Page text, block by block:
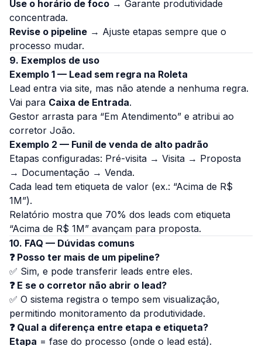
Use o horário de foco → Garante produtividade
concentrada.
Revise o pipeline → Ajuste etapas sempre que o
processo mudar.
9. Exemplos de uso
Exemplo 1 — Lead sem regra na Roleta
Lead entra via site, mas não atende a nenhuma regra.
Vai para Caixa de Entrada.
Gestor arrasta para “Em Atendimento” e atribui ao
corretor João.
Exemplo 2 — Funil de venda de alto padrão
Etapas configuradas: Pré-visita → Visita → Proposta
→ Documentação → Venda.
Cada lead tem etiqueta de valor (ex.: “Acima de R$
1M”).
Relatório mostra que 70% dos leads com etiqueta
“Acima de R$ 1M” avançam para proposta.
10. FAQ — Dúvidas comuns
❓ Posso ter mais de um pipeline?
✅ Sim, e pode transferir leads entre eles.
❓ E se o corretor não abrir o lead?
✅ O sistema registra o tempo sem visualização,
permitindo monitoramento da produtividade.
❓ Qual a diferença entre etapa e etiqueta?
Etapa = fase do processo (onde o lead está).